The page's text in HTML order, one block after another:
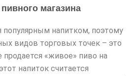
магазина
популярным напитком, поэтому
видов торговых точек – это
«живое» пиво на
напиток считается